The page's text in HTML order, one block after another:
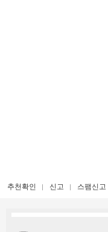
추천확인 신고 스팸신고